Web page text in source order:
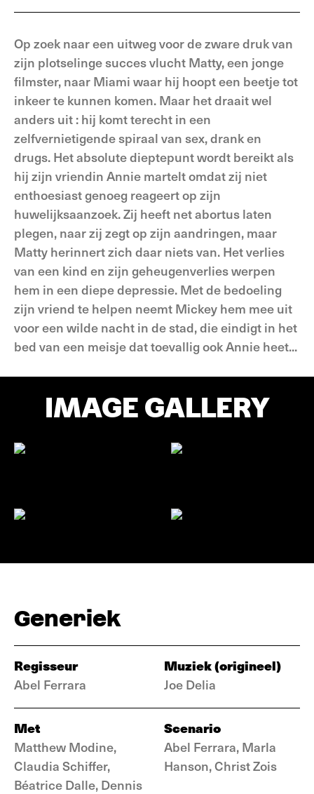
Op zoek naar een uitweg voor de zware druk van
zijn plotselinge succes vlucht Matty, een jonge
filmster, naar Miami waar hij hoopt een beetje tot
inkeer te kunnen komen. Maar het draait wel
anders uit : hij komt terecht in een
zelfvernietigende spiraal van sex, drank en
drugs. Het absolute dieptepunt wordt bereikt als
hij zijn vriendin Annie martelt omdat zij niet
enthoesiast genoeg reageert op zijn
huwelijksaanzoek. Zij heeft net abortus laten
plegen, naar zij zegt op zijn aandringen, maar
Matty herinnert zich daar niets van. Het verlies
van een kind en zijn geheugenverlies werpen
hem in een diepe depressie. Met de bedoeling
zijn vriend te helpen neemt Mickey hem mee uit
voor een wilde nacht in de stad, die eindigt in het
bed van een meisje dat toevallig ook Annie heet...
IMAGE GALLERY
Generiek
Regisseur
Abel Ferrara
Muziek (origineel)
Joe Delia
Met
Matthew Modine,
Claudia Schiffer,
Béatrice Dalle, Dennis
Scenario
Abel Ferrara, Marla
Hanson, Christ Zois